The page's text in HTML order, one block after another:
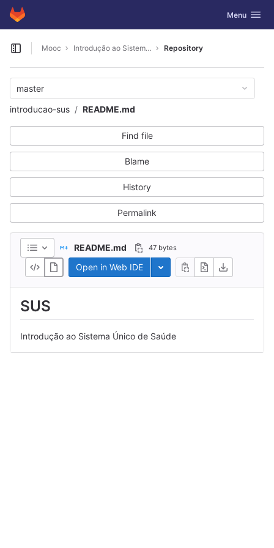
Skip to content
GitLab Toggle
Menu
Open sidebar
Mooc Introdução ao Sistema Único de Saúde Repository
master
introducao-sus
README.md
Find file
Blame
History
Permalink
README.md 47 bytes
Open in Web IDE Toggle dropdown
SUS
Introdução ao Sistema Único de Saúde